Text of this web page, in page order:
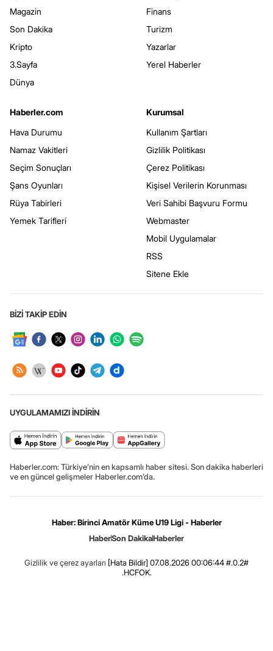
Magazin
Son Dakika
Kripto
3.Sayfa
Dünya
Finans
Turizm
Yazarlar
Yerel Haberler
Haberler.com
Hava Durumu
Namaz Vakitleri
Seçim Sonuçları
Şans Oyunları
Rüya Tabirleri
Yemek Tarifleri
Kurumsal
Kullanım Şartları
Gizlilik Politikası
Çerez Politikası
Kişisel Verilerin Korunması
Veri Sahibi Başvuru Formu
Webmaster
Mobil Uygulamalar
RSS
Sitene Ekle
BİZİ TAKİP EDİN
UYGULAMAMIZI İNDİRİN
Haberler.com: Türkiye’nin en kapsamlı haber sitesi. Son dakika haberleri
ve en güncel gelişmeler Haberler.com’da.
Haber: Birinci Amatör Küme U19 Ligi - Haberler
HaberSon DakikaHaberler
Gizlilik ve çerez ayarları [Hata Bildir] 07.08.2026 00:06:44 #.0.2#
.HCFOK.